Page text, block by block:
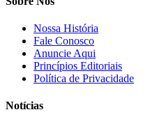
Nossa História
Fale Conosco
Anuncie Aqui
Princípios Editoriais
Política de Privacidade
Notícias